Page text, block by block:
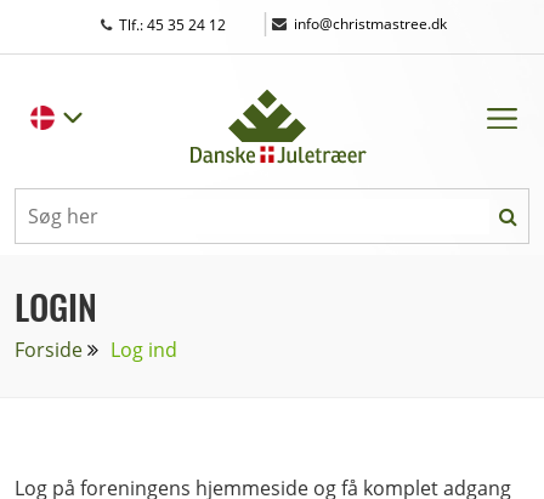
Tlf.: 45 35 24 12 | info@christmastree.dk
LOGIN
Forside Log ind
Log på foreningens hjemmeside og få komplet adgang